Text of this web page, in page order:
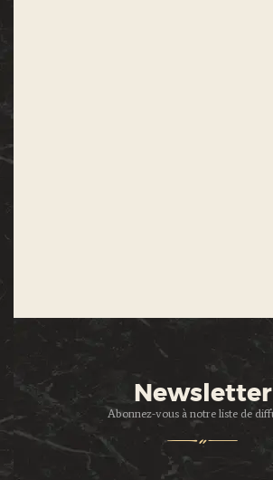
Newsletter
Abonnez-vous à notre liste de